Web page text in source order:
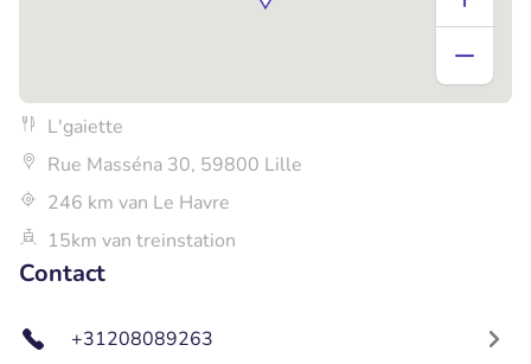
L'gaiette
Rue Masséna 30, 59800 Lille
246 km van Le Havre
15km van treinstation
Contact
+31208089263